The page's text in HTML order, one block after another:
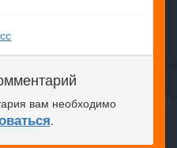
вам необходимо
.